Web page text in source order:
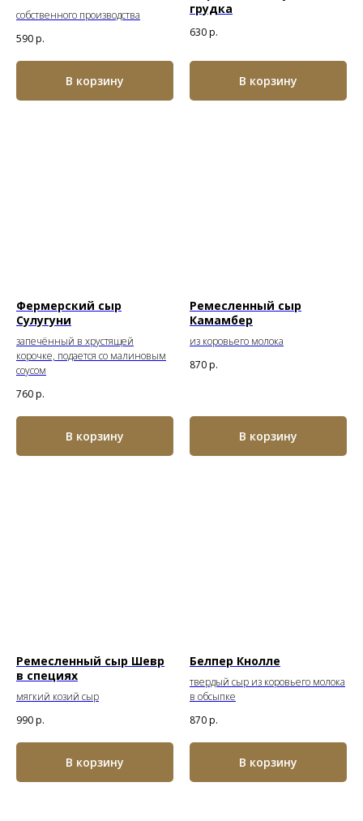
собственного производства
590р.
В корзину
грудка
630р.
В корзину
Фермерский сыр
Сулугуни
запечённый в хрустящей
корочке, подается со малиновым
соусом
760р.
В корзину
Ремесленный сыр
Камамбер
из коровьего молока
870р.
В корзину
Ремесленный сыр Шевр
в специях
мягкий козий сыр
990р.
В корзину
Белпер Кнолле
твердый сыр из коровьего молока
в обсыпке
870р.
В корзину